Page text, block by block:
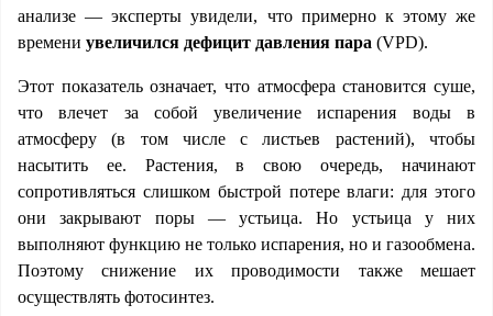
анализе — эксперты увидели, что примерно к этому же
времени увеличился дефицит давления пара (VPD).
Этот показатель означает, что атмосфера становится суше,
что влечет за собой увеличение испарения воды в
атмосферу (в том числе с листьев растений), чтобы
насытить ее. Растения, в свою очередь, начинают
сопротивляться слишком быстрой потере влаги: для этого
они закрывают поры — устьица. Но устьица у них
выполняют функцию не только испарения, но и газообмена.
Поэтому снижение их проводимости также мешает
осуществлять фотосинтез.